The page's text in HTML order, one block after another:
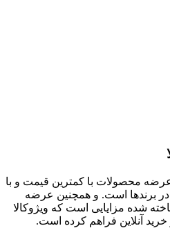
عرضه محصولات با کمترین قیمت و با
در برندها است. و همچنین عرضه
شده مزایایی است که ویژوکالا
آنلاین فراهم کرده است.